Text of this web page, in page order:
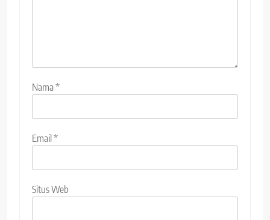
Nama*
Email *
Situs Web